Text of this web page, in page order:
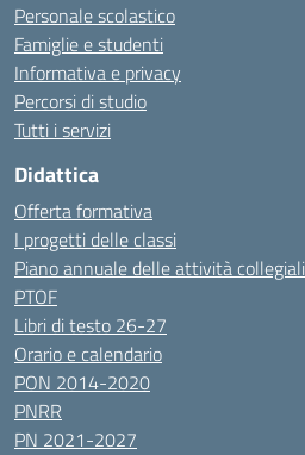
Personale scolastico
Famiglie e studenti
Informativa e privacy
Percorsi di studio
Tutti i servizi
Didattica
Offerta formativa
I progetti delle classi
Piano annuale delle attività collegiali
PTOF
Libri di testo 26-27
Orario e calendario
PON 2014-2020
PNRR
PN 2021-2027